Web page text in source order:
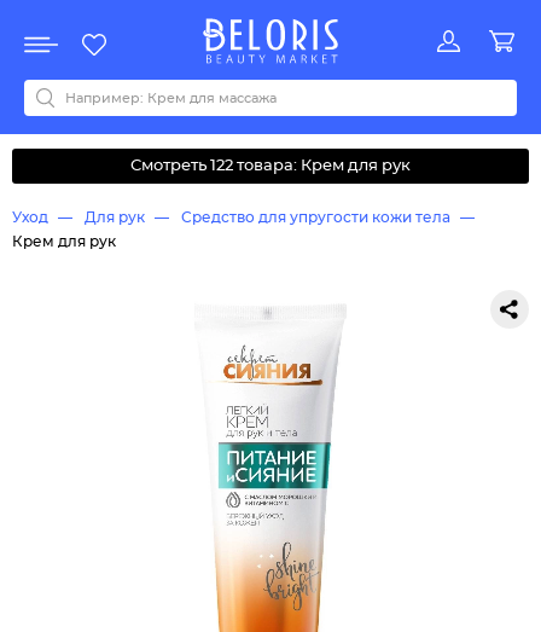
Акции
Все бренды
0-9ABCDEFGHIJKLMNOPQRSTUVWYZАБВДЗИМОКЛНПРСТУФ
Смотреть 122 товара: Крем для рук
Уход Для рук
Средство для упругости кожи тела
Крем для рук